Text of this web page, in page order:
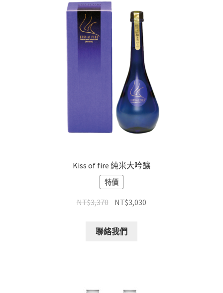
Kiss of fire 純米大吟釀
特價
NT$3,370 NT$3,030
聯絡我們